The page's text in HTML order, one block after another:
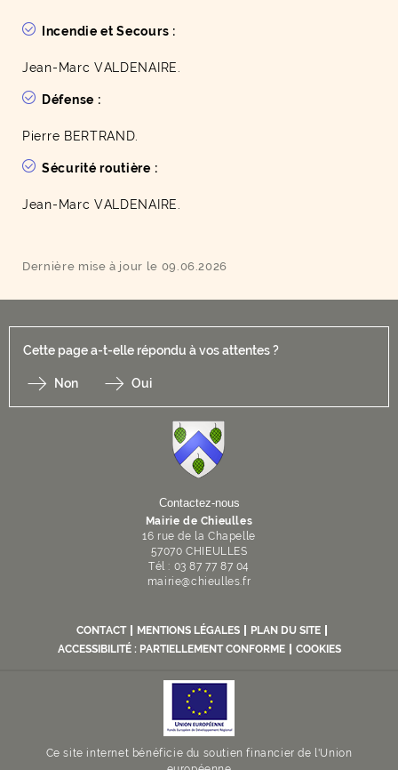
Incendie et Secours :
Jean-Marc VALDENAIRE.
Défense :
Pierre BERTRAND.
Sécurité routière :
Jean-Marc VALDENAIRE.
Dernière mise à jour le 09.06.2026
Cette page a-t-elle répondu à vos attentes ?
Non Oui
Contactez-nous
Mairie de Chieulles
16 rue de la Chapelle
57070 CHIEULLES
Tél : 03 87 77 87 04
mairie@chieulles.fr
CONTACT MENTIONS LÉGALES
PLAN DU SITE
ACCESSIBILITÉ : PARTIELLEMENT CONFORME
COOKIES
Ce site internet bénéficie du soutien financier de l'Union